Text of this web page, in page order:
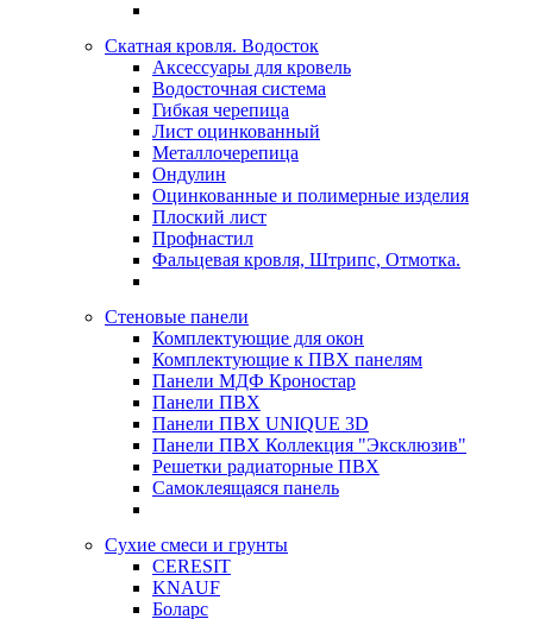
Скатная кровля. Водосток
Аксессуары для кровель
Водосточная система
Гибкая черепица
Лист оцинкованный
Металлочерепица
Ондулин
Оцинкованные и полимерные изделия
Плоский лист
Профнастил
Фальцевая кровля, Штрипс, Отмотка.
Стеновые панели
Комплектующие для окон
Комплектующие к ПВХ панелям
Панели МДФ Кроностар
Панели ПВХ
Панели ПВХ UNIQUE 3D
Панели ПВХ Коллекция "Эксклюзив"
Решетки радиаторные ПВХ
Самоклеящаяся панель
Сухие смеси и грунты
CERESIT
KNAUF
Боларс